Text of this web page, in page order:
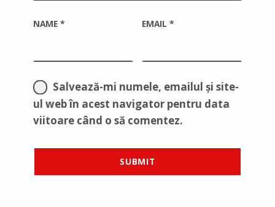
NAME * EMAIL *
Salvează-mi numele, emailul și site-
ul web în acest navigator pentru data
viitoare când o să comentez.